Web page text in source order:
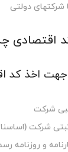
شرکتهای دولتی
اقتصادی
جهت اخذ کد
شرکت
شرکت
و